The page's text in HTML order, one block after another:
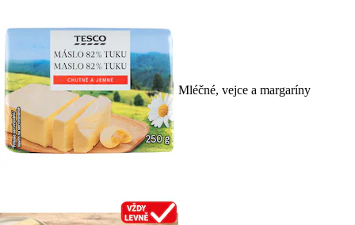
Mléčné, vejce a margaríny